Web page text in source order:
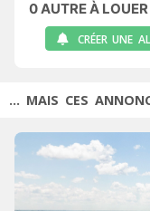
0AUTRE À
CRÉER UNE
... MAIS CES